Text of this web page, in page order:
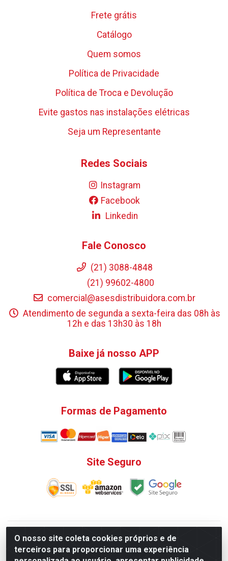
O nosso site coleta cookies próprios e de
terceiros para proporcionar uma experiência
Frete grátis
Catálogo
Quem somos
Política de Privacidade
Política de Troca e Devolução
Evite gastos nas instalações elétricas
Seja um Representante
Redes Sociais
Instagram
Facebook
Linkedin
Fale Conosco
(21) 3088-4848
(21) 99602-4800
comercial@asesdistribuidora.com.br
Atendimento de segunda a sexta-feira das 08h às
12h e das 13h30 às 18h
Baixe já nosso APP
Formas de Pagamento
Site Seguro
V. C. Ferragens LTDA - Rua do Matoso, 132 - Praça da
Bandeira, Rio de Janeiro/ RJ - CEP 20.270-135 - CNPJ
12.324.723/0001-25